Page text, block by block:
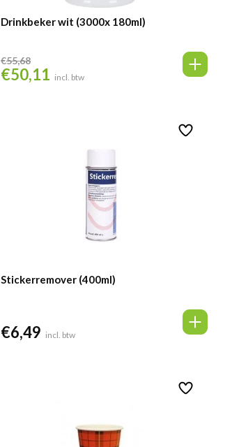
Drinkbeker wit (3000x 180ml)
€55,68
Oorspronkelijke
€50,11 Huidige
incl. btw
Stickerremover (400ml)
€6,49 incl. btw